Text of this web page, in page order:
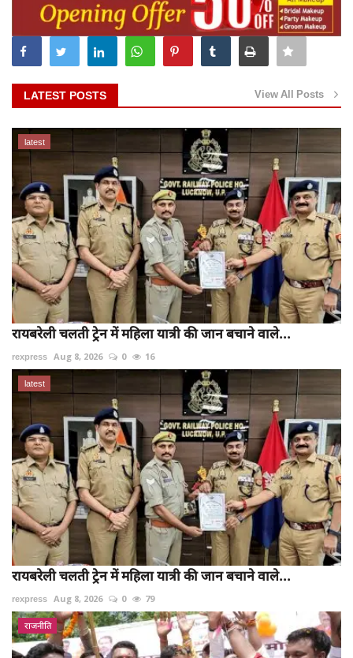
LATEST POSTS View All Posts
latest
रायबरेली चलती ट्रेन में महिला यात्री की जान बचाने वाले...
rexpress Aug 8, 2026 0 16
latest
रायबरेली चलती ट्रेन में महिला यात्री की जान बचाने वाले...
rexpress Aug 8, 2026 0 79
राजनीति